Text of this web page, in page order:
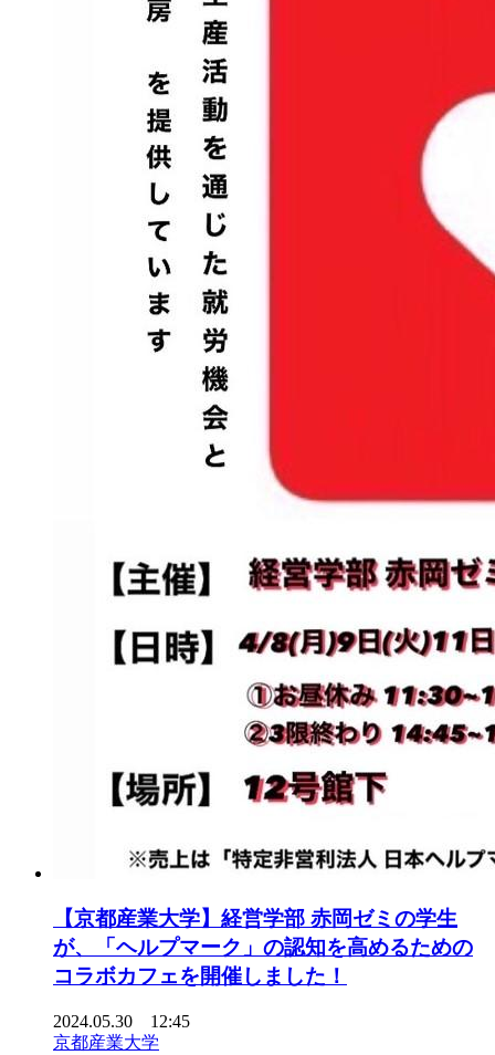
【京都産業大学】経営学部 赤岡ゼミの学生
が、「ヘルプマーク」の認知を高めるための
コラボカフェを開催しました！
2024.05.30 12:45
京都産業大学